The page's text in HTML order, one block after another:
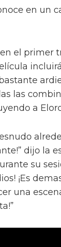
en un
el primer
las
a
dijo la
su
¡Es
una